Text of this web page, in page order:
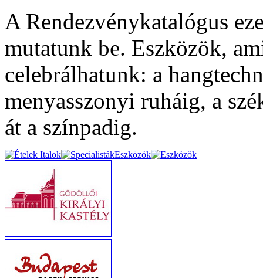
A Rendezvénykatalógus
mutatunk be. Eszközök,
celebrálhatunk: a
menyasszonyi ruháig, a
át a színpadig.
Eszközök